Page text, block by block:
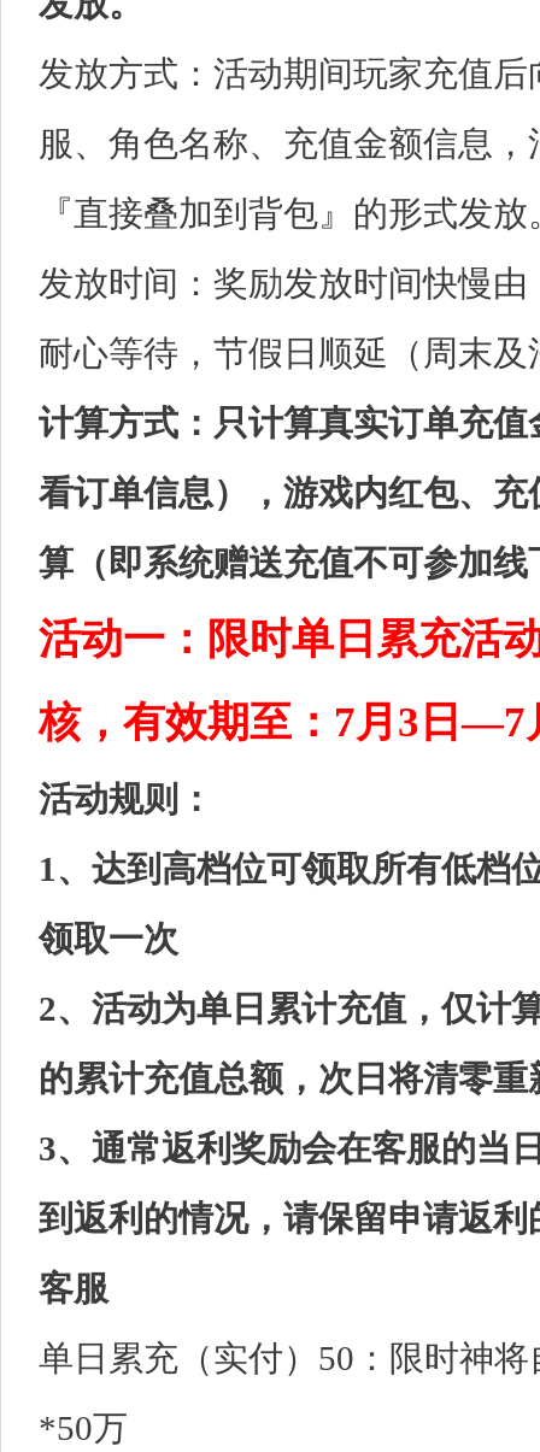
发放方式：活动期间玩家充值
服、角色名称、充值金额信息
『直接叠加到背包』的形式发放
发放时间：奖励发放时间快慢
耐心等待，节假日顺延（周末
计算方式：只计算真实订单充
看订单信息），游戏内红包、
算（即系统赠送充值不可参加线
活动一：限时单日累充活
核，有效期至：7月3日—7
活动规则：
1、达到高档位可领取所有低档
领取一次
2、活动为单日累计充值，仅计
的累计充值总额，次日将清零重
3、通常返利奖励会在客服的当
到返利的情况，请保留申请返
客服
单日累充（实付）50：限时神
*50万